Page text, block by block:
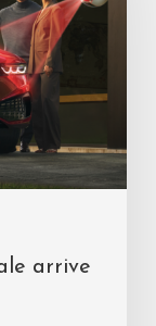
arrive